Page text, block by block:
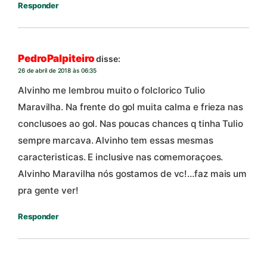
Responder
PedroPalpiteiro disse:
26 de abril de 2018 às 06:35
Alvinho me lembrou muito o folclorico Tulio
Maravilha. Na frente do gol muita calma e frieza nas
conclusoes ao gol. Nas poucas chances q tinha Tulio
sempre marcava. Alvinho tem essas mesmas
caracteristicas. E inclusive nas comemoraçoes.
Alvinho Maravilha nós gostamos de vc!…faz mais um
pra gente ver!
Responder